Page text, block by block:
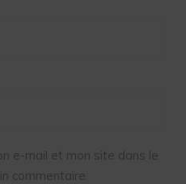
e-mail et mon site dans le
commentaire.